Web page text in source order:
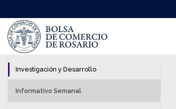
al
contenido
principal
Investigación y Desarrollo
Informativo Semanal